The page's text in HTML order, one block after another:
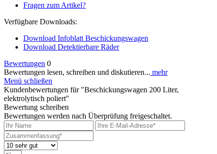
Fragen zum Artikel?
Verfügbare Downloads:
Download Infoblatt Beschickungswagen
Download Detektierbare Räder
Bewertungen 0
Bewertungen lesen, schreiben und diskutieren... mehr
Menü schließen
Kundenbewertungen für "Beschickungswagen 200 Liter,
elektrolytisch poliert"
Bewertung schreiben
Bewertungen werden nach Überprüfung freigeschaltet.